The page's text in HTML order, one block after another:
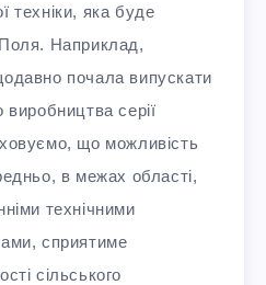
техніки, яка буде
Наприклад,
почала випускати
виробництва серії
що можливість
в межах області,
технічними
сприятиме
сільського